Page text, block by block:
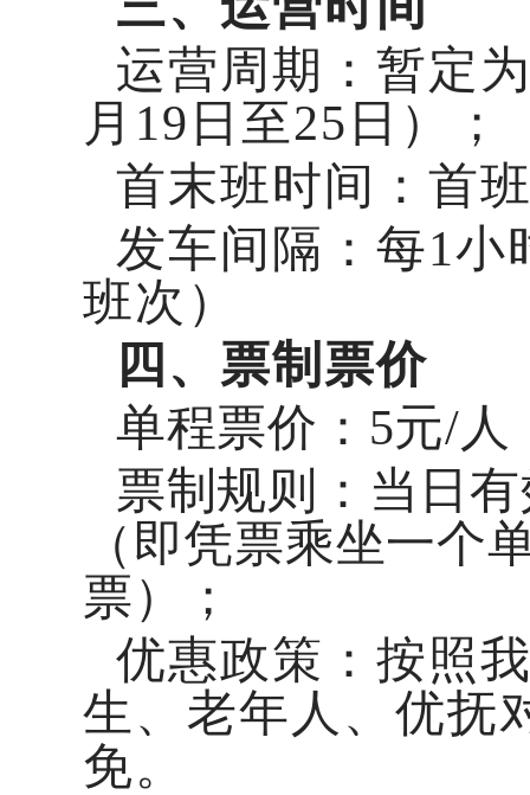
运营周期：暂定
月19日至25日）；
首末班时间：首
发车间隔：每1小
班次）
四、票制票价
单程票价：5元/人
票制规则：当日
（即凭票乘坐一个
票）；
优惠政策：按照
生、老年人、优抚
免。